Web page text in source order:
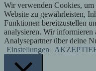
Wir verwenden Cookies,
Website zu gewährleisten,
Funktionen bereitzustellen
analysieren. Wir informieren
Analysepartner über deine
Einstellungen